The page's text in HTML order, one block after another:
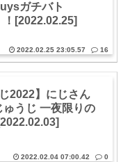
ガチバト
！[2022.02.25]
2022.02.25 23:05.57 16
2022】にじさん
ゅうじ 一夜限りの
2022.02.04 07:00.42 0